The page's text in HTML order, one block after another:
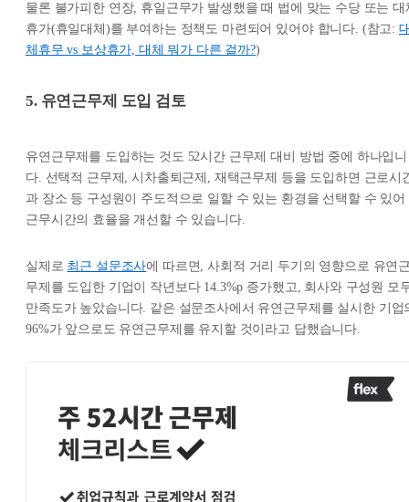
물론 불가피한 연장, 휴일근무가 발생했을 때 법에 맞는 수당 또는 대
휴가(휴일대체)를 부여하는 정책도 마련되어 있어야 합니다. (참고:
체휴무 vs 보상휴가, 대체 뭐가 다른 걸까?)
5. 유연근무제 도입 검토
유연근무제를 도입하는 것도 52시간 근무제 대비 방법 중에 하나입니
다. 선택적 근무제, 시차출퇴근제, 재택근무제 등을 도입하면 근로시
과 장소 등 구성원이 주도적으로 일할 수 있는 환경을 선택할 수 있어
근무시간의 효율을 개선할 수 있습니다.
실제로 최근 설문조사에 따르면, 사회적 거리 두기의 영향으로 유연
무제를 도입한 기업이 작년보다 14.3%p 증가했고, 회사와 구성원 모
만족도가 높았습니다. 같은 설문조사에서 유연근무제를 실시한 기업
96%가 앞으로도 유연근무제를 유지할 것이라고 답했습니다.